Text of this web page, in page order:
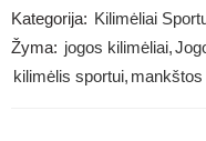
Kategorija: Kilimėliai
Žyma: jogos kilimėliai,
kilimėlis sportui, mankštos